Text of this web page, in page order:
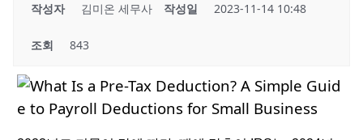
작성자 김미온 세무사 작성일 2023-11-14 10:48
조회 843